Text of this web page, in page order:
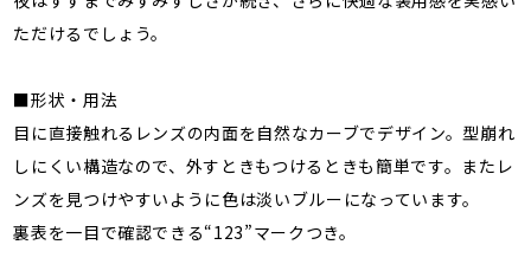
ただけるでしょう。
■形状・用法
目に直接触れるレンズの内面を自然なカーブでデザイン。型崩れ
しにくい構造なので、外すときもつけるときも簡単です。またレ
ンズを見つけやすいように色は淡いブルーになっています。
裏表を一目で確認できる“123”マークつき。